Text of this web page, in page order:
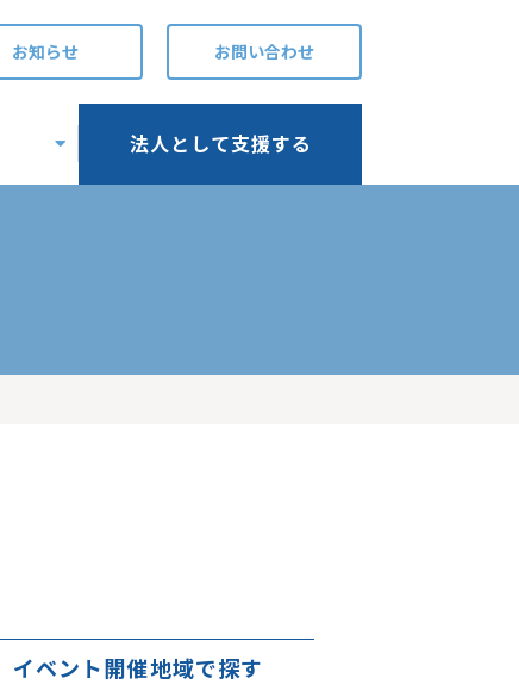
お知らせ お問い合わせ
法人として支援する
イベント開催地域で探す